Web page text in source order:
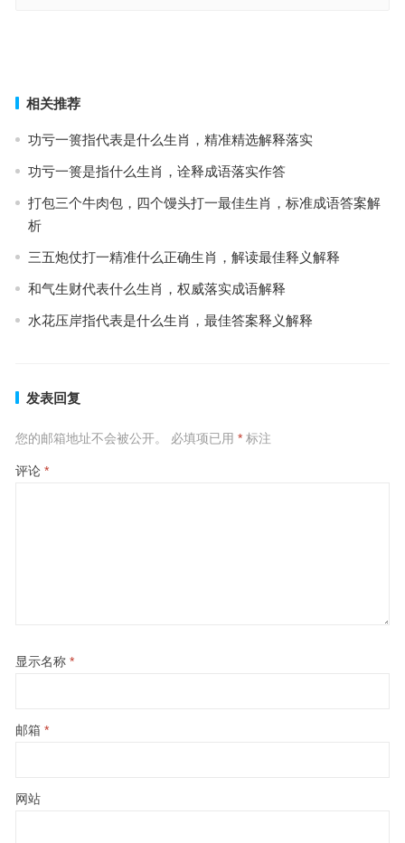
相关推荐
功亏一篑指代表是什么生肖，精准精选解释落实
功亏一篑是指什么生肖，诠释成语落实作答
打包三个牛肉包，四个馒头打一最佳生肖，标准成语答案解
析
三五炮仗打一精准什么正确生肖，解读最佳释义解释
和气生财代表什么生肖，权威落实成语解释
水花压岸指代表是什么生肖，最佳答案释义解释
发表回复
您的邮箱地址不会被公开。 必填项已用 *标注
评论 *
显示名称 *
邮箱 *
网站